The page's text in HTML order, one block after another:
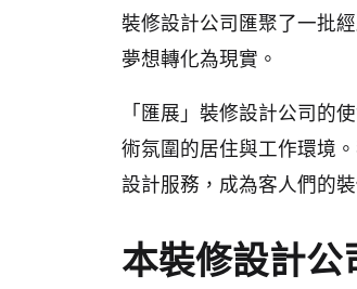
裝修設計公司匯聚了一批
夢想轉化為現實。
「匯展」裝修設計公司的
術氛圍的居住與工作環境
設計服務，成為客人們的
本裝修設計公